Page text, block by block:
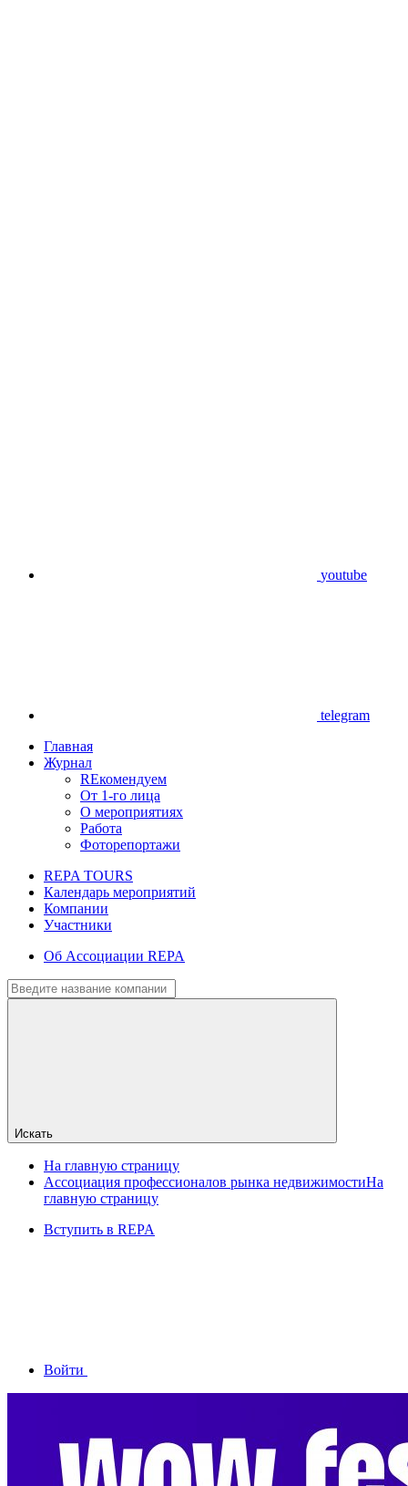
youtube
telegram
Главная
Журнал
REкомендуем
От 1-го лица
О мероприятиях
Работа
Фоторепортажи
REPA TOURS
Календарь мероприятий
Компании
Участники
Об Ассоциации REPA
Искать
На главную страницу
Ассоциация профессионалов рынка недвижимостиНа
главную страницу
Вступить в REPA
Войти